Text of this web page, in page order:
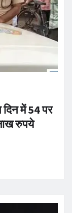
दिन में 54 पर
रुपये